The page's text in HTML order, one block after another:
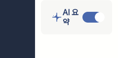
AI 요
약